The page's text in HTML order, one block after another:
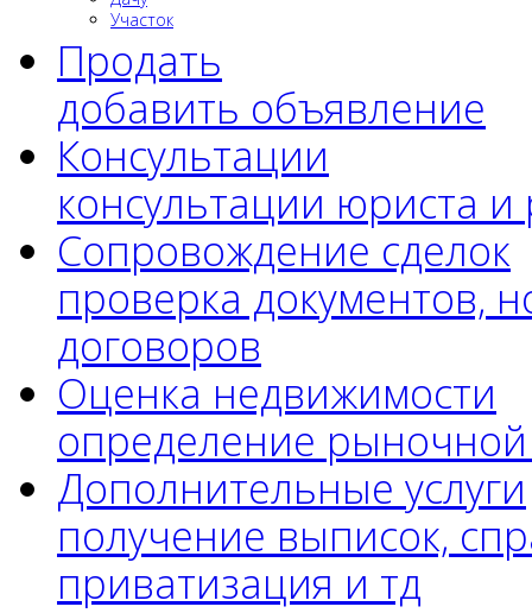
Участок
Продать
добавить объявление
Консультации
консультации юриста и
Сопровождение сделок
проверка документов,
договоров
Оценка недвижимости
определение рыночной
Дополнительные услуги
получение выписок,
приватизация и тд